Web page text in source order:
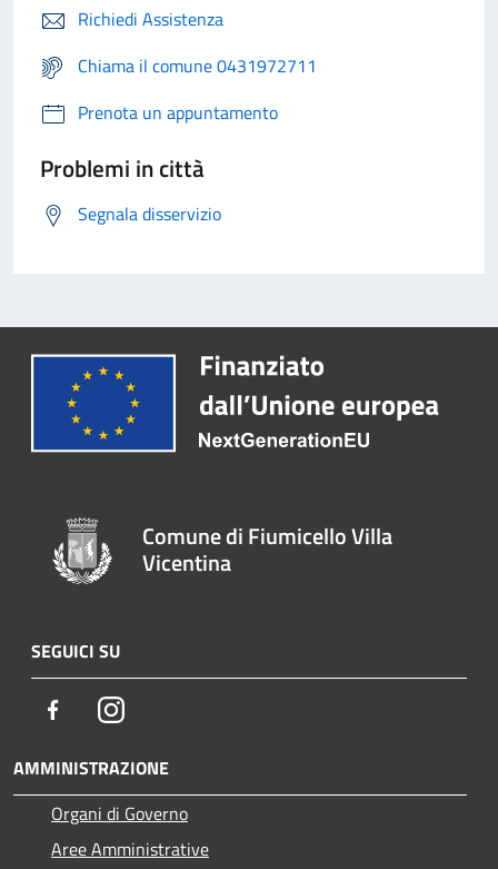
Richiedi Assistenza
Chiama il comune 0431972711
Prenota un appuntamento
Problemi in città
Segnala disservizio
Comune di Fiumicello Villa
Vicentina
SEGUICI SU
FacebookInstagram
AMMINISTRAZIONE
Organi di Governo
Aree Amministrative